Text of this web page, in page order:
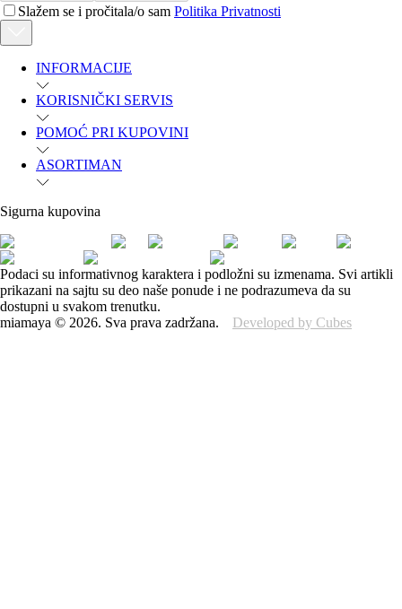
Slažem se i pročitala/o sam Politika Privatnosti
INFORMACIJE
KORISNIČKI SERVIS
POMOĆ PRI KUPOVINI
ASORTIMAN
Sigurna kupovina
Podaci su informativnog karaktera i podložni su izmenama. Svi artikli
prikazani na sajtu su deo naše ponude i ne podrazumeva da su
dostupni u svakom trenutku.
miamaya © 2026. Sva prava zadržana. Developed by Cubes